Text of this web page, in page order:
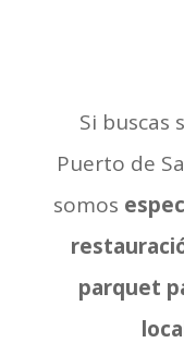
Si buscas
Puerto de
somos
parquet